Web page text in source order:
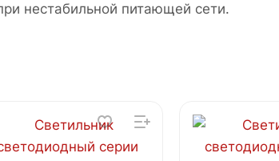
нестабильной питающей сети.